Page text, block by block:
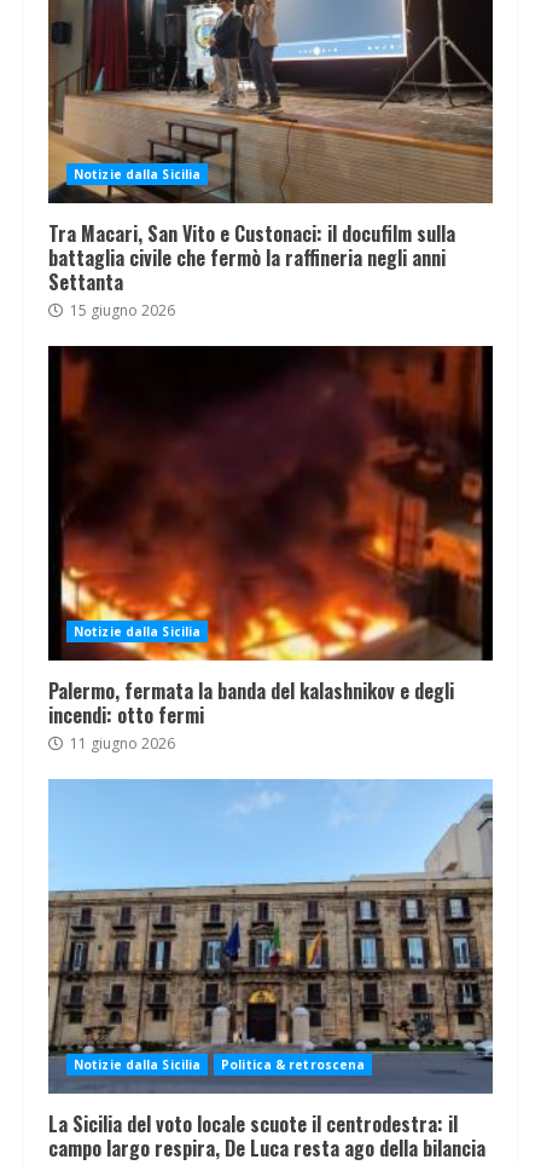
Notizie dalla Sicilia
Tra Macari, San Vito e Custonaci: il docufilm sulla
battaglia civile che fermò la raffineria negli anni
Settanta
15 giugno 2026
Notizie dalla Sicilia
Palermo, fermata la banda del kalashnikov e degli
incendi: otto fermi
11 giugno 2026
Notizie dalla Sicilia Politica & retroscena
La Sicilia del voto locale scuote il centrodestra: il
campo largo respira, De Luca resta ago della bilancia